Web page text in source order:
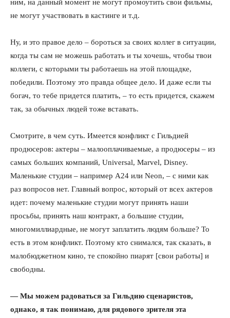
ним, на данный момент не могут промоутить свои фильмы,
не могут участвовать в кастинге и т.д.
Ну, и это правое дело – бороться за своих коллег в ситуации,
когда ты сам не можешь работать и ты хочешь, чтобы твои
коллеги, с которыми ты работаешь на этой площадке,
победили. Поэтому это правда общее дело. И даже если ты
богач, то тебе придется платить, – то есть придется, скажем
так, за обычных людей тоже вставать.
Смотрите, в чем суть. Имеется конфликт с Гильдией
продюсеров: актеры – малооплачиваемые, а продюсеры – из
самых больших компаний, Universal, Marvel, Disney.
Маленькие студии – например А24 или Neon, – с ними как
раз вопросов нет. Главный вопрос, который от всех актеров
идет: почему маленькие студии могут принять наши
просьбы, принять наш контракт, а большие студии,
многомиллиардные, не могут заплатить людям больше? То
есть в этом конфликт. Поэтому кто снимался, так сказать, в
малобюджетном кино, те спокойно пиарят [свои работы] и
свободны.
— Мы можем радоваться за Гильдию сценаристов,
однако, я так понимаю, для рядового зрителя эта